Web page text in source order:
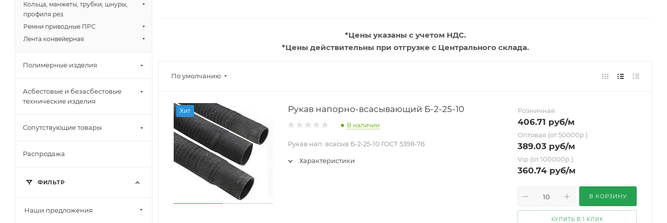
*Цены указаны с учетом НДС.
*Цены действительны при отгрузке с Центрального склада.
По умолчанию
Хит Рукав напорно-всасывающий Б-2-25-10
В наличии
Рукав нап. всасыв Б-2-25-10 ГОСТ 5398-76
Характеристики
Розничная
406.71 руб/м
Оптовая (от 50000р.)
389.03 руб/м
Vip (от 100000р.)
360.74 руб/м
В КОРЗИНУ
КУПИТЬ В 1 КЛИК
Кольца, манжеты, трубки, шнуры,
профиля рез.
Ремни приводные ПРС
Лента конвейерная
Полимерные изделия
Асбестовые и безасбестовые
технические изделия
Сопутствующие товары
Распродажа
ФИЛЬТР
Наши предложения